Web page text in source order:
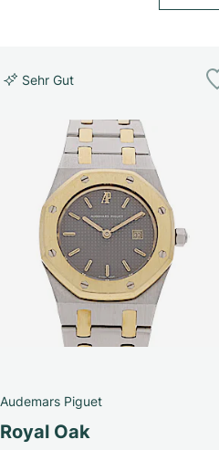
Sehr Gut
Audemars Piguet
Royal Oak